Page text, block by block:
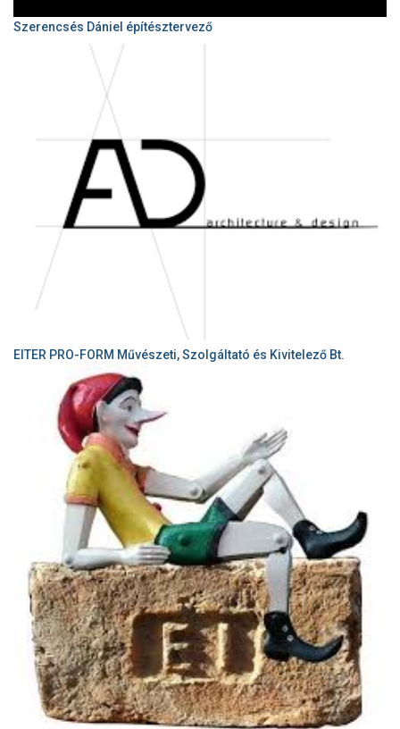
Szerencsés Dániel építésztervező
EITER PRO-FORM Művészeti, Szolgáltató és Kivitelező Bt.